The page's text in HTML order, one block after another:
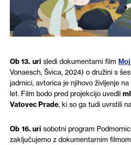
Ob 13. uri sledi dokumentarni film
Vonaesch, Švica, 2024) o družini s
jadrnici, avtorica je njihovo življenje
let. Film bodo pred projekcijo uvedli
Vatovec Prade, ki so ga tudi uvrstili
Ob 16. uri sobotni program
zaključujemo z dokumentarnim filmom